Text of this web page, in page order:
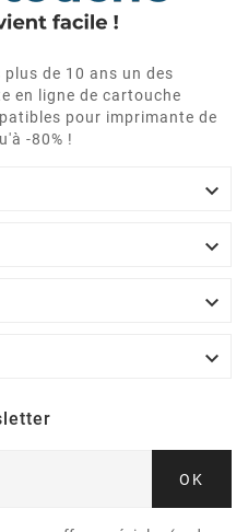
plus de 10 ans un des
en ligne de cartouche
pour imprimante de
-80% !




OK